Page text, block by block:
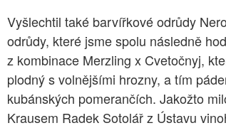
Vyšlechtil také barvířkové odrůdy
odrůdy, které jsme spolu následně
z kombinace Merzling x Cvetočnyj,
plodný s volnějšími hrozny, a tím
kubánských pomerančích. Jakožto
Krausem Radek Sotolář z Ústavu